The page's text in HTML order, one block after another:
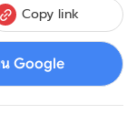
Copy link
น Google